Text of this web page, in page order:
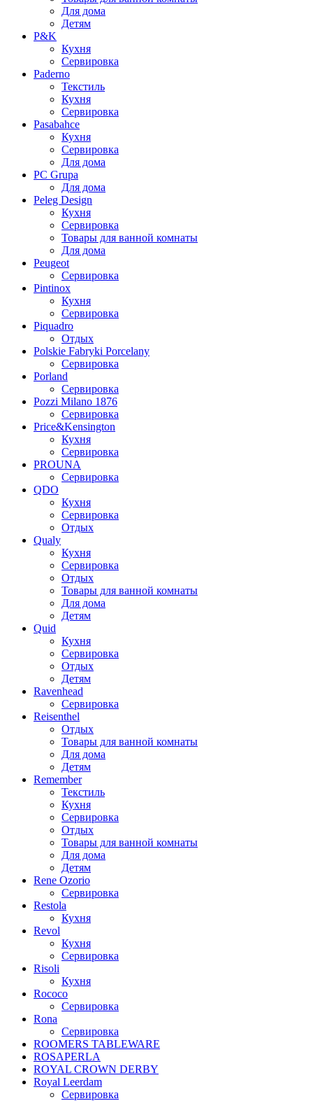
Для дома
Детям
P&K
Кухня
Сервировка
Paderno
Текстиль
Кухня
Сервировка
Pasabahce
Кухня
Сервировка
Для дома
PC Grupa
Для дома
Peleg Design
Кухня
Сервировка
Товары для ванной комнаты
Для дома
Peugeot
Сервировка
Pintinox
Кухня
Сервировка
Piquadro
Отдых
Polskie Fabryki Porcelany
Сервировка
Porland
Сервировка
Pozzi Milano 1876
Сервировка
Price&Kensington
Кухня
Сервировка
PROUNA
Сервировка
QDO
Кухня
Сервировка
Отдых
Qualy
Кухня
Сервировка
Отдых
Товары для ванной комнаты
Для дома
Детям
Quid
Кухня
Сервировка
Отдых
Детям
Ravenhead
Сервировка
Reisenthel
Отдых
Товары для ванной комнаты
Для дома
Детям
Remember
Текстиль
Кухня
Сервировка
Отдых
Товары для ванной комнаты
Для дома
Детям
Rene Ozorio
Сервировка
Restola
Кухня
Revol
Кухня
Сервировка
Risoli
Кухня
Rococo
Сервировка
Rona
Сервировка
ROOMERS TABLEWARE
ROSAPERLA
ROYAL CROWN DERBY
Royal Leerdam
Сервировка